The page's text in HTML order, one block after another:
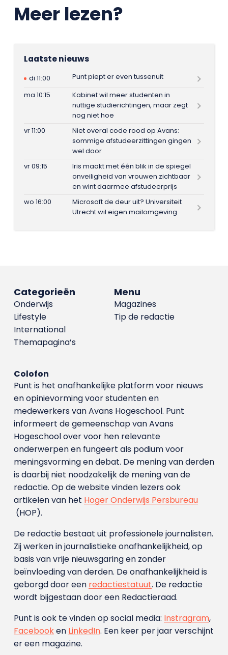
Meer lezen?
Laatste nieuws
di 11:00
Punt piept er even tussenuit
ma 10:15
Kabinet wil meer studenten in
nuttige studierichtingen, maar zegt
nog niet hoe
vr 11:00
Niet overal code rood op Avans:
sommige afstudeerzittingen gingen
wel door
vr 09:15
Iris maakt met één blik in de spiegel
onveiligheid van vrouwen zichtbaar
en wint daarmee afstudeerprijs
wo 16:00
Microsoft de deur uit? Universiteit
Utrecht wil eigen mailomgeving
Menu
Magazines
Tip de redactie
Categorieën
Onderwijs
Lifestyle
International
Themapagina’s
Colofon
Punt is het onafhankelijke platform voor nieuws
en opinievorming voor studenten en
medewerkers van Avans Hoge­school. Punt
informeert de gemeenschap van Avans
Hogeschool over voor hen relevante
onderwerpen en fungeert als podium voor
meningsvorming en debat. De mening van derden
is daarbij niet noodzakelijk de mening van de
redactie. Op de website vinden lezers ook
artikelen van het Hoger Onderwijs Persbureau
(HOP).
De redactie bestaat uit professionele journalisten.
Zij werken in journalistieke onafhankelijkheid, op
basis van vrije nieuwsgaring en zonder
beïnvloeding van derden. De onafhankelijkheid is
geborgd door een redactiestatuut. De redactie
wordt bijgestaan door een Redactieraad.
Punt is ook te vinden op social media: Instragram,
Facebooken LinkedIn. Een keer per jaar verschijnt
er een magazine.